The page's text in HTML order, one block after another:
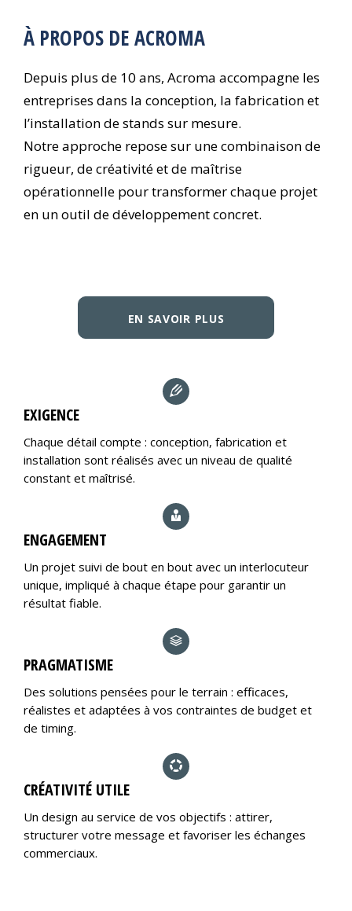
À PROPOS DE ACROMA
Depuis plus de 10 ans, Acroma accompagne les
entreprises dans la conception, la fabrication et
l’installation de stands sur mesure.
Notre approche repose sur une combinaison de
rigueur, de créativité et de maîtrise
opérationnelle pour transformer chaque projet
en un outil de développement concret.
EN SAVOIR PLUS
EXIGENCE
Chaque détail compte : conception, fabrication et
installation sont réalisés avec un niveau de qualité
constant et maîtrisé.
ENGAGEMENT
Un projet suivi de bout en bout avec un interlocuteur
unique, impliqué à chaque étape pour garantir un
résultat fiable.
PRAGMATISME
Des solutions pensées pour le terrain : efficaces,
réalistes et adaptées à vos contraintes de budget et
de timing.
CRÉATIVITÉ UTILE
Un design au service de vos objectifs : attirer,
structurer votre message et favoriser les échanges
commerciaux.